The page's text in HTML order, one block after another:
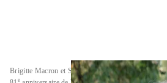
Brigitte Macron et Sébastien Lecornu lors d’une
e